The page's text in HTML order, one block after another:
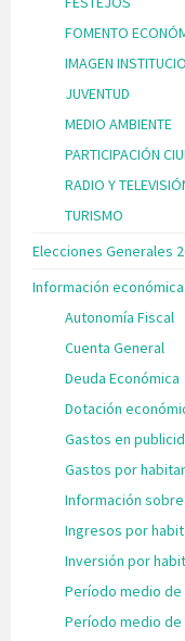
FOMENTO
IMAGEN
JUVENTUD
MEDIO AMBIENTE
PARTICIPACIÓN
RADIO Y
TURISMO
Elecciones Generales
Información
Autonomía Fiscal
Cuenta General
Deuda Económica
Dotación
Gastos en
Gastos por
Información
Ingresos por
Inversión por
Período medio
Período medio de